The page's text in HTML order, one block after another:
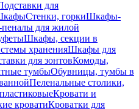
для
Стенки, горкиШкафы-
для жилой
Шкафы, секции в
храненияШкафы для
для зонтовКомоды,
тумбыОбувницы, тумбы в
Пеленальные столики,
Кровати и
кроватиКроватки для